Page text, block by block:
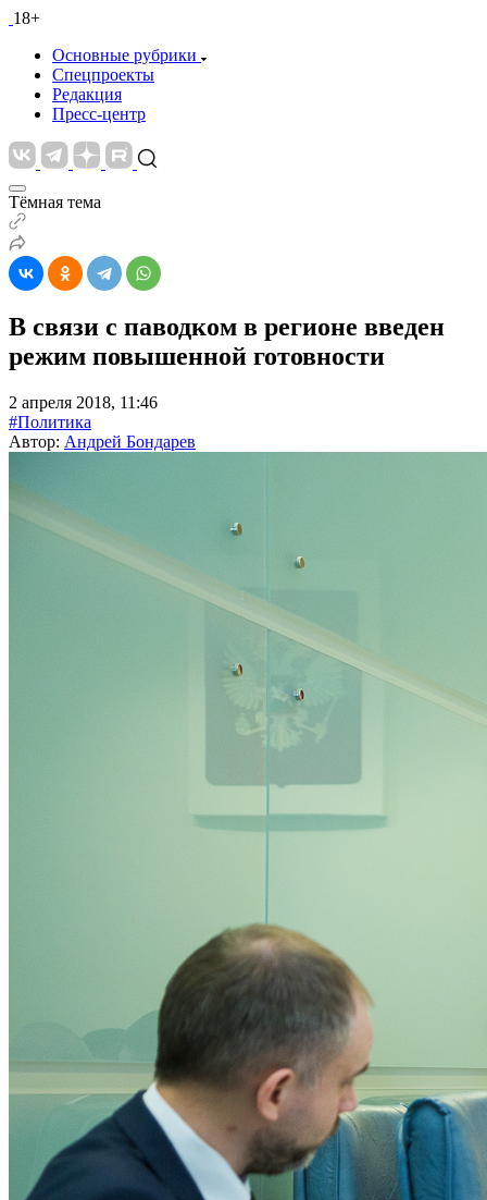
18+
Основные рубрики
Спецпроекты
Редакция
Пресс-центр
Тёмная тема
В связи с паводком в регионе введен
режим повышенной готовности
2 апреля 2018, 11:46
#Политика
Автор: Андрей Бондарев